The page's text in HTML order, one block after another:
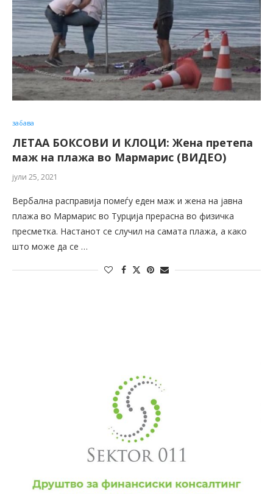
забава
ЛЕТАА БОКСОВИ И КЛОЦИ: Жена претепа
маж на плажа во Мармарис (ВИДЕО)
јули 25, 2021
Вербална расправија помеѓу еден маж и жена на јавна
плажа во Мармарис во Турција прерасна во физичка
пресметка. Настанот се случил на самата плажа, а како
што може да се …